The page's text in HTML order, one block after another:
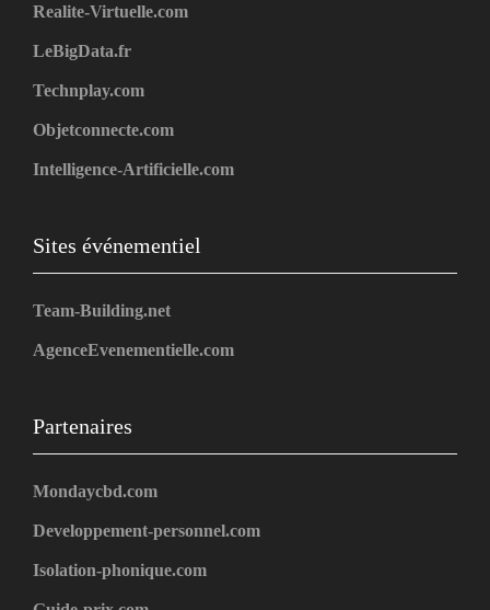
Realite-Virtuelle.com
LeBigData.fr
Technplay.com
Objetconnecte.com
Intelligence-Artificielle.com
Sites événementiel
Team-Building.net
AgenceEvenementielle.com
Partenaires
Mondaycbd.com
Developpement-personnel.com
Isolation-phonique.com